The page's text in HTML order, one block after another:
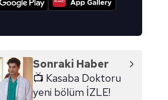
Sonraki Haber
📺 Kasaba Doktoru
yeni bölüm İZLE!